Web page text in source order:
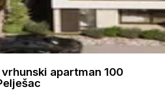
apartman 100